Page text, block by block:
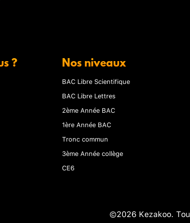
? Nos niveaux
BAC Libre Scientifique
BAC Libre Lettres
2ème Année BAC
1ère Année BAC
Tronc commun
3ème Année collège
CE6
©2026 Kezakoo.